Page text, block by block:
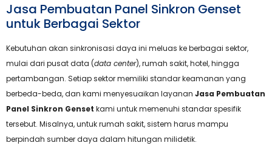
Jasa Pembuatan Panel Sinkron Genset
untuk Berbagai Sektor
Kebutuhan akan sinkronisasi daya ini meluas ke berbagai sektor,
mulai dari pusat data (data center), rumah sakit, hotel, hingga
pertambangan. Setiap sektor memiliki standar keamanan yang
berbeda-beda, dan kami menyesuaikan layanan Jasa Pembuatan
Panel Sinkron Genset kami untuk memenuhi standar spesifik
tersebut. Misalnya, untuk rumah sakit, sistem harus mampu
berpindah sumber daya dalam hitungan milidetik.